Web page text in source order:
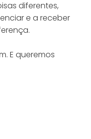
diferentes,
e a receber
E queremos